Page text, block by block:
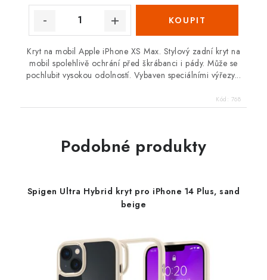
Kryt na mobil Apple iPhone XS Max. Stylový zadní kryt na
mobil spolehlivě ochrání před škrábanci i pády. Může se
pochlubit vysokou odolností. Vybaven speciálními výřezy...
Kód: 768
Podobné produkty
Spigen Ultra Hybrid kryt pro iPhone 14 Plus, sand
beige